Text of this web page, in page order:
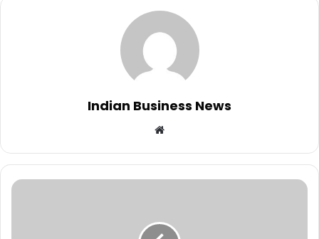
Indian Business News
Website